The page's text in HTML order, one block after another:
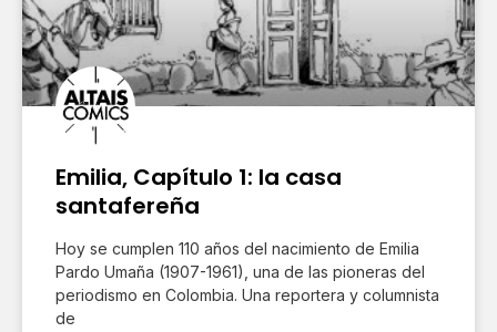
Emilia, Capítulo 1: la casa
santafereña
Hoy se cumplen 110 años del nacimiento de Emilia
Pardo Umaña (1907-1961), una de las pioneras del
periodismo en Colombia. Una reportera y columnista
de